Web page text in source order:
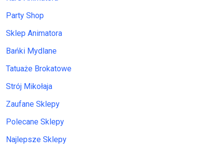
Party Shop
Sklep Animatora
Bańki Mydlane
Tatuaże Brokatowe
Strój Mikołaja
Zaufane Sklepy
Polecane Sklepy
Najlepsze Sklepy